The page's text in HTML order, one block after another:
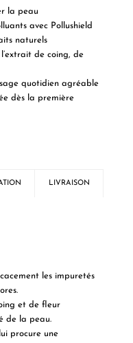
la peau
avec Pollushield
naturels
de coing, de
quotidien agréable
dès la première
LIVRAISON
les impuretés
et de fleur
de la peau.
procure une